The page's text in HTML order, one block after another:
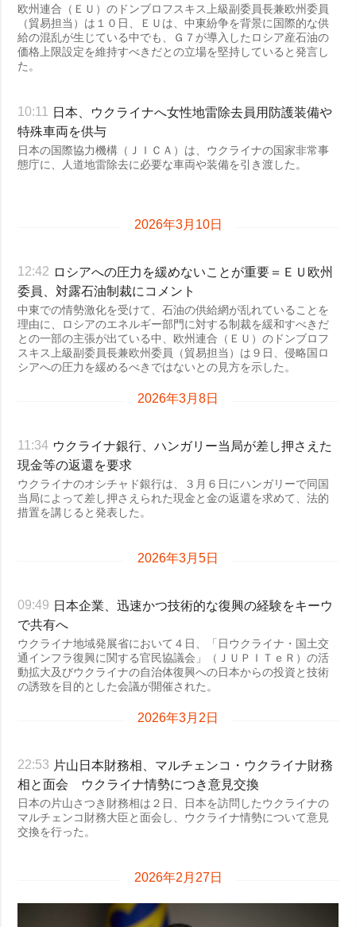
欧州連合（ＥＵ）のドンブロフスキス上級副委員長兼欧州委員
（貿易担当）は１０日、ＥＵは、中東紛争を背景に国際的な供
給の混乱が生じている中でも、Ｇ７が導入したロシア産石油の
価格上限設定を維持すべきだとの立場を堅持していると発言し
た。
10:11
日本、ウクライナへ女性地雷除去員用防護装備や
特殊車両を供与
日本の国際協力機構（ＪＩＣＡ）は、ウクライナの国家非常事
態庁に、人道地雷除去に必要な車両や装備を引き渡した。
2026年3月10日
12:42 ロシアへの圧力を緩めないことが重要＝ＥＵ欧州
委員、対露石油制裁にコメント
中東での情勢激化を受けて、石油の供給網が乱れていることを
理由に、ロシアのエネルギー部門に対する制裁を緩和すべきだ
との一部の主張が出ている中、欧州連合（ＥＵ）のドンブロフ
スキス上級副委員長兼欧州委員（貿易担当）は９日、侵略国ロ
シアへの圧力を緩めるべきではないとの見方を示した。
2026年3月8日
11:34 ウクライナ銀行、ハンガリー当局が差し押さえた
現金等の返還を要求
ウクライナのオシチャド銀行は、３月６日にハンガリーで同国
当局によって差し押さえられた現金と金の返還を求めて、法的
措置を講じると発表した。
2026年3月5日
09:49 日本企業、迅速かつ技術的な復興の経験をキーウ
で共有へ
ウクライナ地域発展省において４日、「日ウクライナ・国土交
通インフラ復興に関する官民協議会」（ＪＵＰＩＴｅＲ）の活
動拡大及びウクライナの自治体復興への日本からの投資と技術
の誘致を目的とした会議が開催された。
2026年3月2日
22:53 片山日本財務相、マルチェンコ・ウクライナ財務
相と面会 ウクライナ情勢につき意見交換
日本の片山さつき財務相は２日、日本を訪問したウクライナの
マルチェンコ財務大臣と面会し、ウクライナ情勢について意見
交換を行った。
2026年2月27日